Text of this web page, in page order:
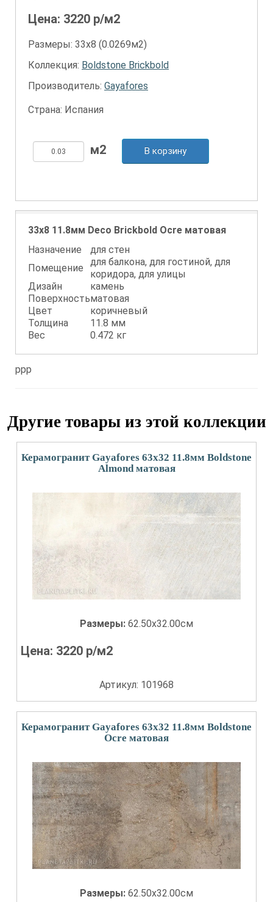
Цена: 3220 р/м2
Размеры: 33х8 (0.0269м2)
Коллекция: Boldstone Brickbold
Производитель: Gayafores
Страна: Испания
В корзину
33x8 11.8мм Deco Brickbold Ocre матовая
Назначение
для стен
Помещение
для балкона, для гостиной, для
коридора, для улицы
Дизайн
камень
Поверхностьматовая
Цвет
коричневый
Толщина
11.8 мм
Вес
0.472 кг
ppp
Другие товары из этой коллекции
Керамогранит Gayafores 63x32 11.8мм Boldstone
Almond матовая
Размеры: 62.50x32.00см
Цена: 3220 р/м2
Артикул: 101968
Керамогранит Gayafores 63x32 11.8мм Boldstone
Ocre матовая
Размеры: 62.50x32.00см